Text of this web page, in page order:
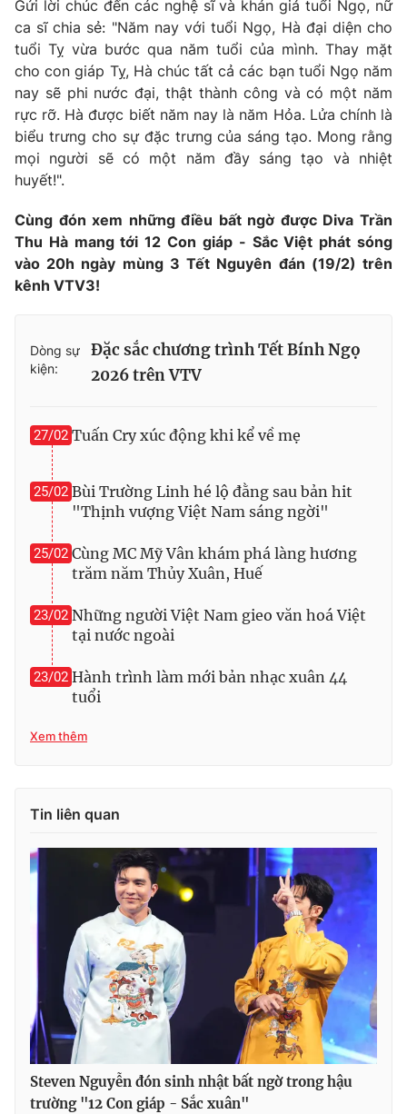
Gửi lời chúc đến các nghệ sĩ và khán giả tuổi Ngọ, nữ
ca sĩ chia sẻ: "Năm nay với tuổi Ngọ, Hà đại diện cho
tuổi Tỵ vừa bước qua năm tuổi của mình. Thay mặt
cho con giáp Tỵ, Hà chúc tất cả các bạn tuổi Ngọ năm
nay sẽ phi nước đại, thật thành công và có một năm
rực rỡ. Hà được biết năm nay là năm Hỏa. Lửa chính là
biểu trưng cho sự đặc trưng của sáng tạo. Mong rằng
mọi người sẽ có một năm đầy sáng tạo và nhiệt
huyết!".
Cùng đón xem những điều bất ngờ được Diva Trần
Thu Hà mang tới 12 Con giáp - Sắc Việt phát sóng
vào 20h ngày mùng 3 Tết Nguyên đán (19/2) trên
kênh VTV3!
Dòng sự
kiện:
Đặc sắc chương trình Tết Bính Ngọ
2026 trên VTV
27/02 Tuấn Cry xúc động khi kể về mẹ
25/02 Bùi Trường Linh hé lộ đằng sau bản hit
"Thịnh vượng Việt Nam sáng ngời"
25/02 Cùng MC Mỹ Vân khám phá làng hương
trăm năm Thủy Xuân, Huế
23/02 Những người Việt Nam gieo văn hoá Việt
tại nước ngoài
23/02 Hành trình làm mới bản nhạc xuân 44
tuổi
Xem thêm
Tin liên quan
Steven Nguyễn đón sinh nhật bất ngờ trong hậu
trường "12 Con giáp - Sắc xuân"